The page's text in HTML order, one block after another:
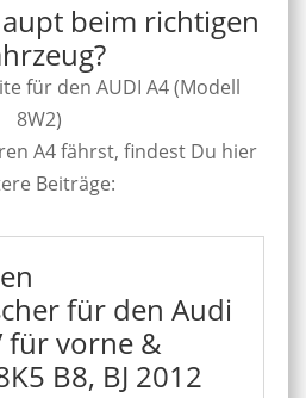
beim richtigen
für den AUDI A4 (Modell
8W2)
A4 fährst, findest Du hier
Beiträge:
für den Audi
für vorne &
B8, BJ 2012